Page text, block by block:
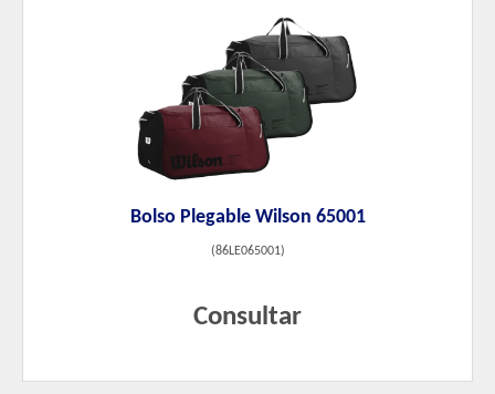
Bolso Plegable Wilson 65001
(86LE065001)
Consultar